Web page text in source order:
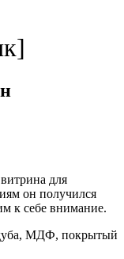
для
он получился
к себе внимание.
МДФ, покрытый